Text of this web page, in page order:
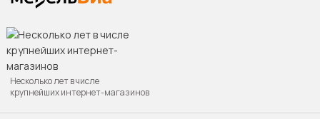
Несколько лет в числе
крупнейших интернет-магазинов